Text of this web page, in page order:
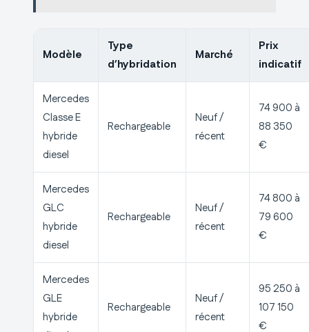
Modèle
Type
d’hybridation
Marché
Prix
indicatif
Mercedes
Classe E
hybride
diesel
Rechargeable
Neuf /
récent
74 900 à
88 350
€
Mercedes
GLC
hybride
diesel
Rechargeable
Neuf /
récent
74 800 à
79 600
€
Mercedes
GLE
hybride
Rechargeable
Neuf /
récent
95 250 à
107 150
€